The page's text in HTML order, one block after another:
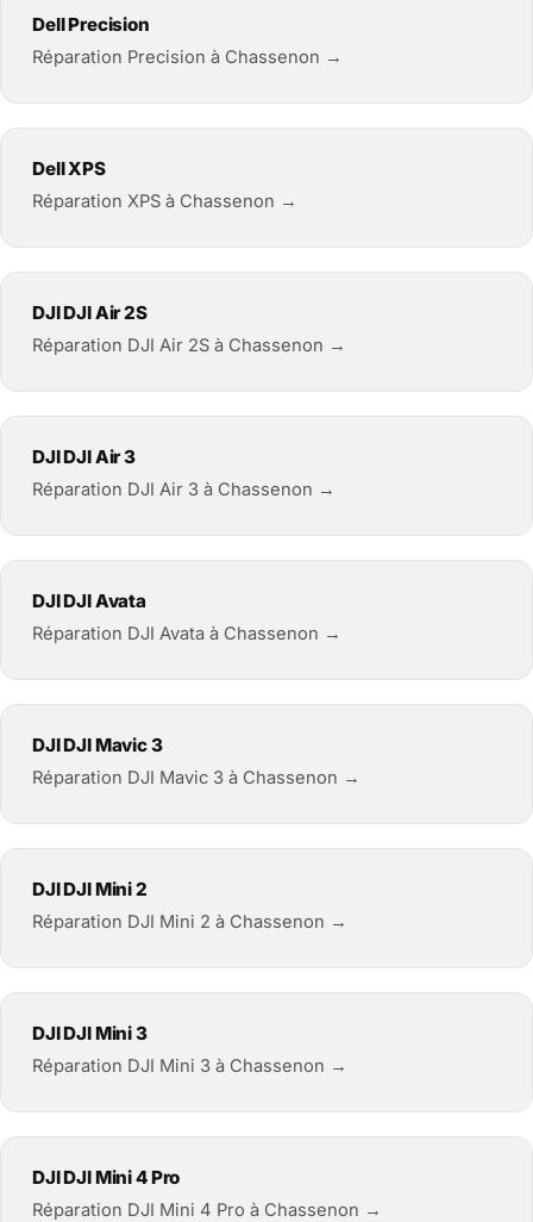
Dell Precision
Réparation Precision à Chassenon →
Dell XPS
Réparation XPS à Chassenon →
DJI DJI Air 2S
Réparation DJI Air 2S à Chassenon →
DJI DJI Air 3
Réparation DJI Air 3 à Chassenon →
DJI DJI Avata
Réparation DJI Avata à Chassenon →
DJI DJI Mavic 3
Réparation DJI Mavic 3 à Chassenon →
DJI DJI Mini 2
Réparation DJI Mini 2 à Chassenon →
DJI DJI Mini 3
Réparation DJI Mini 3 à Chassenon →
DJI DJI Mini 4 Pro
Réparation DJI Mini 4 Pro à Chassenon →